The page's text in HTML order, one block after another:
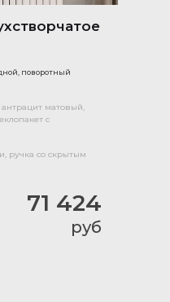
поворотный
71 424
руб
матовый,
с
ручка со скрытым